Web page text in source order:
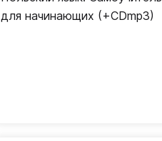
для начинающих (+CDmp3)